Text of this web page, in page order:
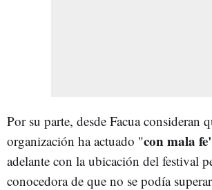
Por su parte, desde Facua consideran
organización ha actuado "con mala
adelante con la ubicación del festival
conocedora de que no se podía